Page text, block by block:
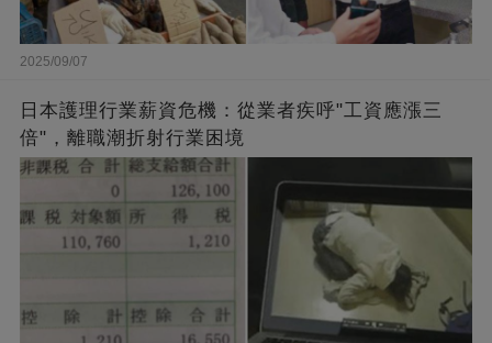
2025/09/07
日本護理行業薪資危機：從業者疾呼"工資應漲三
倍"，離職潮折射行業困境